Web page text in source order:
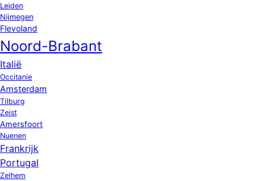
Leiden
Nijmegen
Flevoland
Noord-Brabant
Italië
Occitanie
Amsterdam
Tilburg
Zeist
Amersfoort
Nuenen
Frankrijk
Portugal
Zelhem